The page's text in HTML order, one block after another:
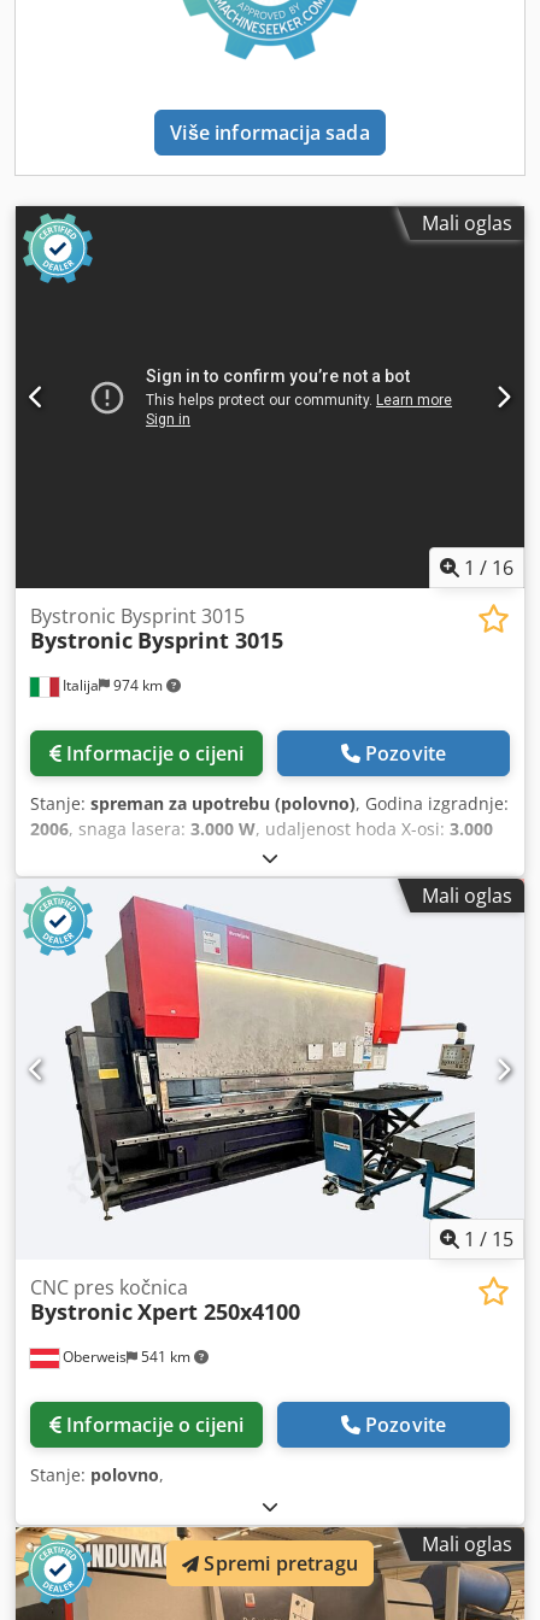
Više informacija sada
Mali oglas
1 / 16
Italija 974 km
Bystronic Bysprint 3015
Bystronic Bysprint 3015
Informacije o cijeni Pozovite
Stanje: spreman za upotrebu (polovno), Godina izgradnje:
2006, snaga lasera: 3.000 W, udaljenost hoda X-osi: 3.000
, broj osovina:
Mali oglas
1 / 15
Oberweis 541 km
CNC pres kočnica
BystronicXpert 250x4100
Informacije o cijeni Pozovite
Stanje: polovno,
Mali oglas
Spremi pretragu